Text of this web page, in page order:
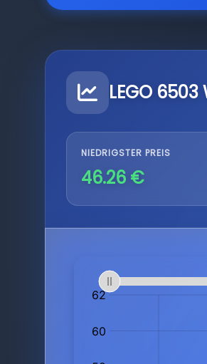
LEGO
NIEDRIGSTER PREIS
46.26 €